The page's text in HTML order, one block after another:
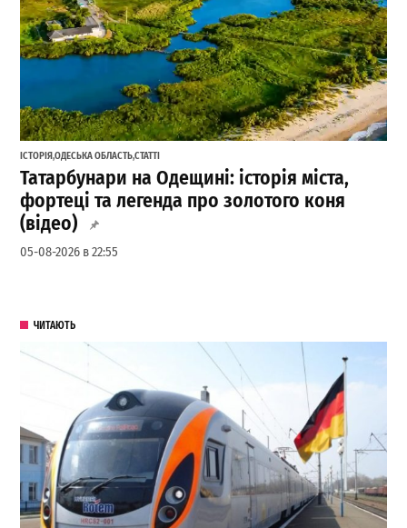
ІСТОРІЯ,ОДЕСЬКА ОБЛАСТЬ,СТАТТІ
Татарбунари на Одещині: історія міста,
фортеці та легенда про золотого коня
(відео)
05-08-2026 в 22:55
ЧИТАЮТЬ